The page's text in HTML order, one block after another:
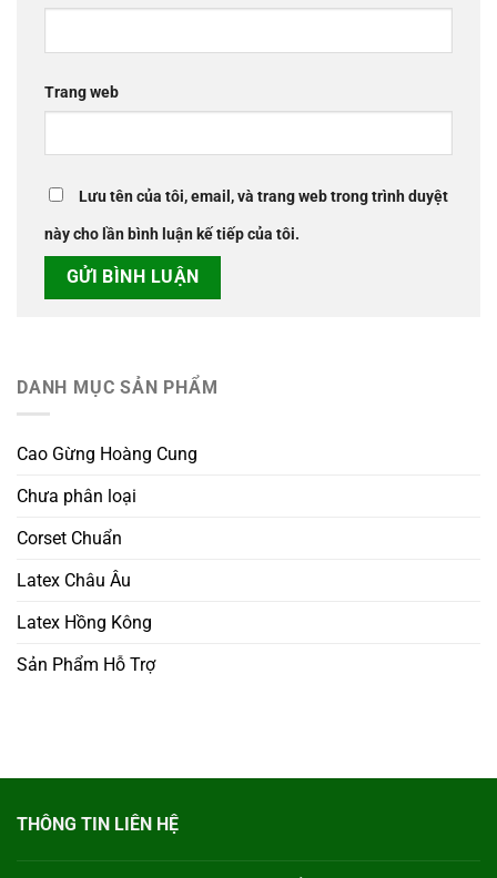
Trang web
Lưu tên của tôi, email, và trang web trong trình duyệt
này cho lần bình luận kế tiếp của tôi.
DANH MỤC SẢN PHẨM
Cao Gừng Hoàng Cung
Chưa phân loại
Corset Chuẩn
Latex Châu Âu
Latex Hồng Kông
Sản Phẩm Hỗ Trợ
THÔNG TIN LIÊN HỆ